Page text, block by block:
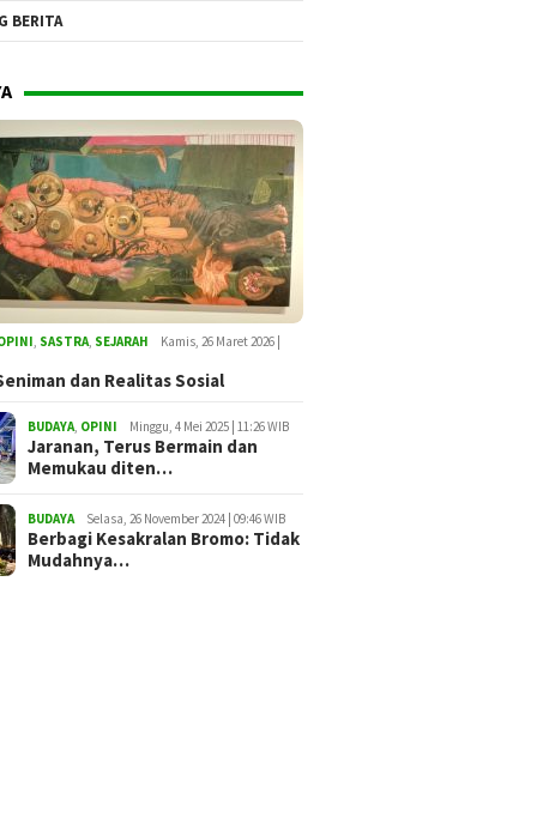
BERITA
SASTRA SEJARAH Kamis, 26 Maret 2026 |
dan Realitas Sosial
BUDAYA OPINI Minggu, 4 Mei 2025 | 11:26 WIB
Jaranan, Terus Bermain dan
Memukau diten…
BUDAYA Selasa, 26 November 2024 | 09:46 WIB
Berbagi Kesakralan Bromo: Tidak
Mudahnya…